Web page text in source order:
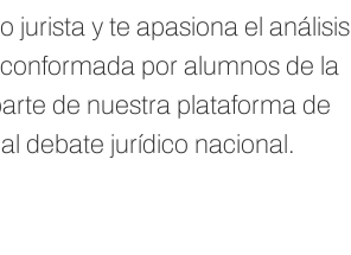
jurista y te apasiona el análisis
por alumnos de la
de nuestra plataforma de
debate jurídico nacional.